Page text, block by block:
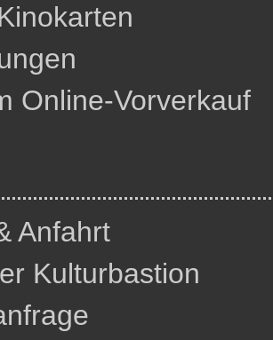
Online-Vorverkauf
Anfahrt
Kulturbastion